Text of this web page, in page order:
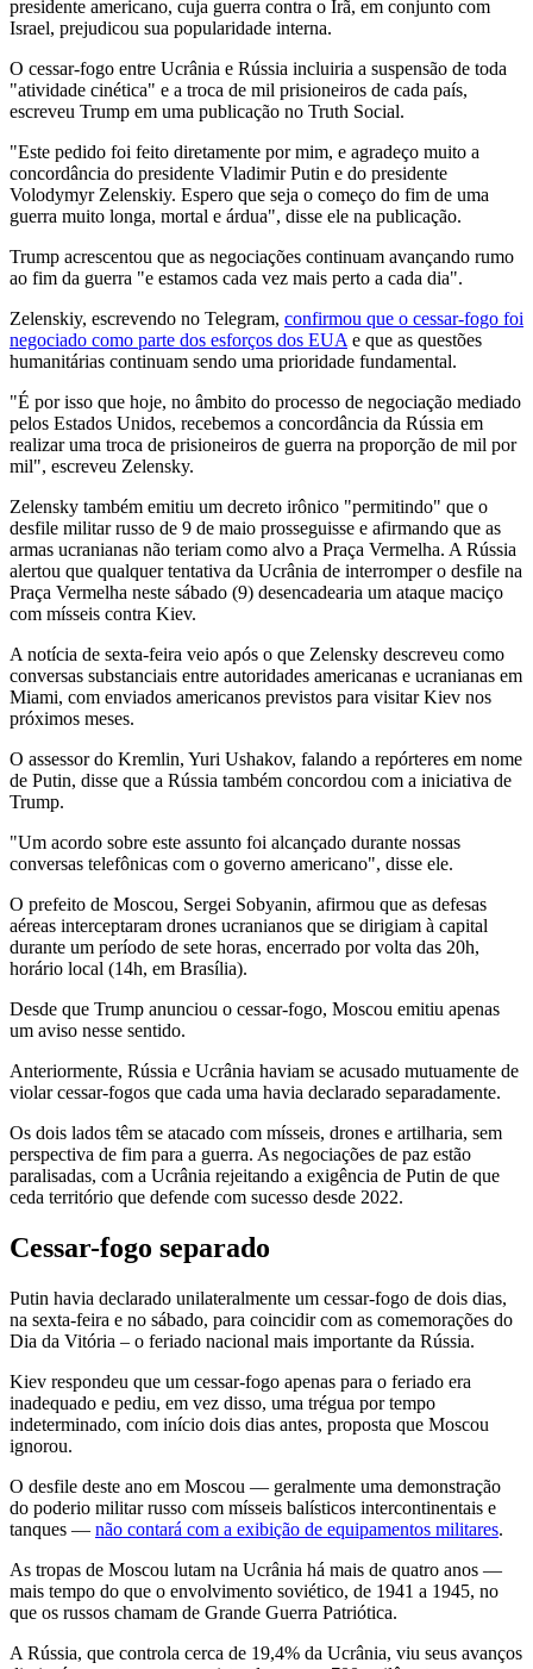
presidente americano, cuja guerra contra o Irã, em conjunto com
Israel, prejudicou sua popularidade interna.
O cessar-fogo entre Ucrânia e Rússia incluiria a suspensão de toda
"atividade cinética" e a troca de mil prisioneiros de cada país,
escreveu Trump em uma publicação no Truth Social.
"Este pedido foi feito diretamente por mim, e agradeço muito a
concordância do presidente Vladimir Putin e do presidente
Volodymyr Zelenskiy. Espero que seja o começo do fim de uma
guerra muito longa, mortal e árdua", disse ele na publicação.
Trump acrescentou que as negociações continuam avançando rumo
ao fim da guerra "e estamos cada vez mais perto a cada dia".
Zelenskiy, escrevendo no Telegram, confirmou que o cessar-fogo foi
negociado como parte dos esforços dos EUA e que as questões
humanitárias continuam sendo uma prioridade fundamental.
"É por isso que hoje, no âmbito do processo de negociação mediado
pelos Estados Unidos, recebemos a concordância da Rússia em
realizar uma troca de prisioneiros de guerra na proporção de mil por
mil", escreveu Zelensky.
Zelensky também emitiu um decreto irônico "permitindo" que o
desfile militar russo de 9 de maio prosseguisse e afirmando que as
armas ucranianas não teriam como alvo a Praça Vermelha. A Rússia
alertou que qualquer tentativa da Ucrânia de interromper o desfile na
Praça Vermelha neste sábado (9) desencadearia um ataque maciço
com mísseis contra Kiev.
A notícia de sexta-feira veio após o que Zelensky descreveu como
conversas substanciais entre autoridades americanas e ucranianas em
Miami, com enviados americanos previstos para visitar Kiev nos
próximos meses.
O assessor do Kremlin, Yuri Ushakov, falando a repórteres em nome
de Putin, disse que a Rússia também concordou com a iniciativa de
Trump.
"Um acordo sobre este assunto foi alcançado durante nossas
conversas telefônicas com o governo americano", disse ele.
O prefeito de Moscou, Sergei Sobyanin, afirmou que as defesas
aéreas interceptaram drones ucranianos que se dirigiam à capital
durante um período de sete horas, encerrado por volta das 20h,
horário local (14h, em Brasília).
Desde que Trump anunciou o cessar-fogo, Moscou emitiu apenas
um aviso nesse sentido.
Anteriormente, Rússia e Ucrânia haviam se acusado mutuamente de
violar cessar-fogos que cada uma havia declarado separadamente.
Os dois lados têm se atacado com mísseis, drones e artilharia, sem
perspectiva de fim para a guerra. As negociações de paz estão
paralisadas, com a Ucrânia rejeitando a exigência de Putin de que
ceda território que defende com sucesso desde 2022.
Cessar-fogo separado
Putin havia declarado unilateralmente um cessar-fogo de dois dias,
na sexta-feira e no sábado, para coincidir com as comemorações do
Dia da Vitória – o feriado nacional mais importante da Rússia.
Kiev respondeu que um cessar-fogo apenas para o feriado era
inadequado e pediu, em vez disso, uma trégua por tempo
indeterminado, com início dois dias antes, proposta que Moscou
ignorou.
O desfile deste ano em Moscou — geralmente uma demonstração
do poderio militar russo com mísseis balísticos intercontinentais e
tanques — não contará com a exibição de equipamentos militares.
As tropas de Moscou lutam na Ucrânia há mais de quatro anos —
mais tempo do que o envolvimento soviético, de 1941 a 1945, no
que os russos chamam de Grande Guerra Patriótica.
A Rússia, que controla cerca de 19,4% da Ucrânia, viu seus avanços